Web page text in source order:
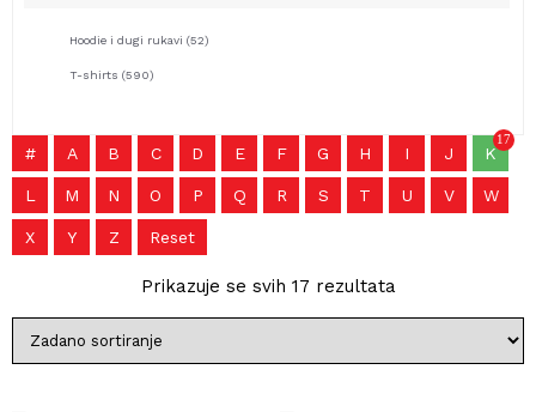
Hoodie i dugi rukavi (52)
T-shirts (590)
# A B C D E F G H I J K
17
L M N O P Q R S T U V W
X Y Z Reset
Prikazuje se svih 17 rezultata